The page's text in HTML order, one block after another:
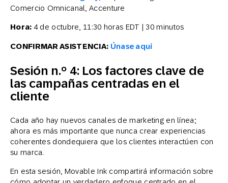
Comercio Omnicanal, Accenture
Hora: 4 de octubre, 11:30 horas EDT | 30 minutos
CONFIRMAR ASISTENCIA: Únase aquí
Sesión n.º 4: Los factores clave de
las campañas centradas en el
cliente
Cada año hay nuevos canales de marketing en línea;
ahora es más importante que nunca crear experiencias
coherentes dondequiera que los clientes interactúen con
su marca.
En esta sesión, Movable Ink compartirá información sobre